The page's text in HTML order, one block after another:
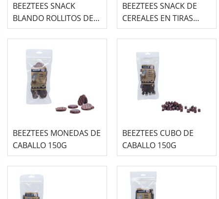
BEEZTEES SNACK
BLANDO ROLLITOS DE
CEREALES CON SABOR A
CARNE
BEEZTEES SNACK DE
CEREALES EN TIRAS
CON SABOR A CALLOS
BEEZTEES MONEDAS DE
CABALLO 150G
BEEZTEES CUBO DE
CABALLO 150G